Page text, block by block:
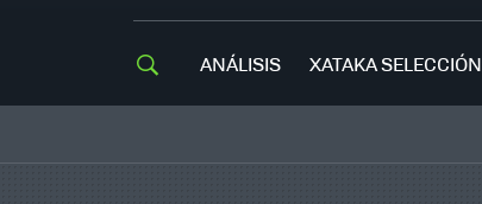
ANÁLISIS XATAKA SELECCIÓN